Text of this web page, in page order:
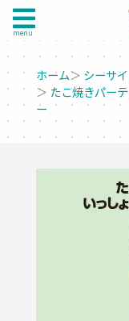
menu
ホーム＞ シーサ
＞ たこ焼きパー
ー